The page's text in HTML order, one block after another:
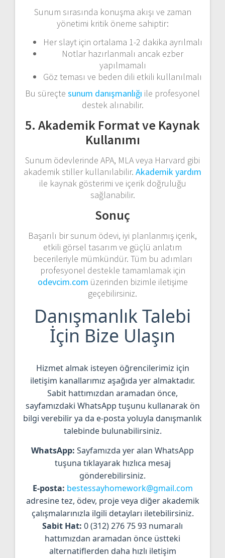
Sunum sırasında konuşma akışı ve zaman
yönetimi kritik öneme sahiptir:
Her slayt için ortalama 1-2 dakika ayrılmalı
Notlar hazırlanmalı ancak ezber
yapılmamalı
Göz teması ve beden dili etkili kullanılmalı
Bu süreçte sunum danışmanlığı ile profesyonel
destek alınabilir.
5. Akademik Format ve Kaynak
Kullanımı
Sunum ödevlerinde APA, MLA veya Harvard gibi
akademik stiller kullanılabilir. Akademik yardım
ile kaynak gösterimi ve içerik doğruluğu
sağlanabilir.
Sonuç
Başarılı bir sunum ödevi, iyi planlanmış içerik,
etkili görsel tasarım ve güçlü anlatım
becerileriyle mümkündür. Tüm bu adımları
profesyonel destekle tamamlamak için
odevcim.com üzerinden bizimle iletişime
geçebilirsiniz.
Danışmanlık Talebi
İçin Bize Ulaşın
Hizmet almak isteyen öğrencilerimiz için
iletişim kanallarımız aşağıda yer almaktadır.
Sabit hattımızdan aramadan önce,
sayfamızdaki WhatsApp tuşunu kullanarak ön
bilgi verebilir ya da e-posta yoluyla danışmanlık
talebinde bulunabilirsiniz.
WhatsApp: Sayfamızda yer alan WhatsApp
tuşuna tıklayarak hızlıca mesaj
gönderebilirsiniz.
E-posta: bestessayhomework@gmail.com
adresine tez, ödev, proje veya diğer akademik
çalışmalarınızla ilgili detayları iletebilirsiniz.
Sabit Hat: 0 (312) 276 75 93 numaralı
hattımızdan aramadan önce üstteki
alternatiflerden daha hızlı iletişim